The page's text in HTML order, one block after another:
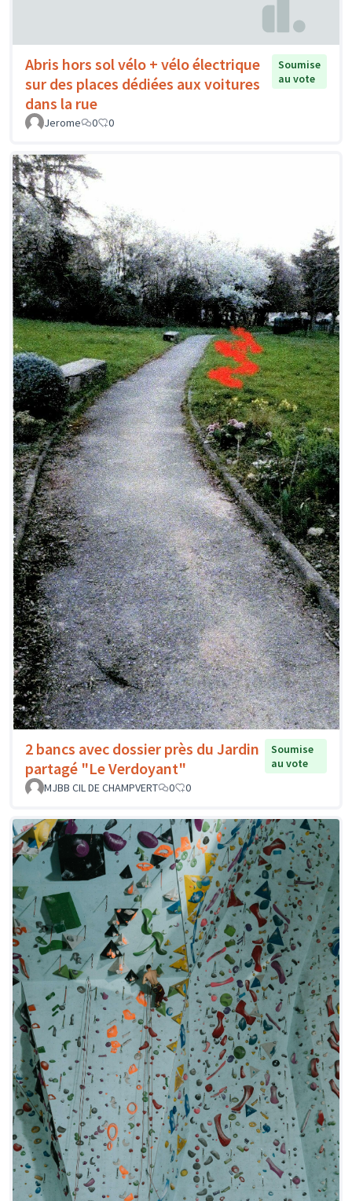
Abris hors sol vélo + vélo électrique
sur des places dédiées aux voitures
dans la rue
Soumise
au vote
Jerome 0 0
2 bancs avec dossier près du Jardin
partagé "Le Verdoyant"
Soumise
au vote
MJBB CIL DE CHAMPVERT
0 0